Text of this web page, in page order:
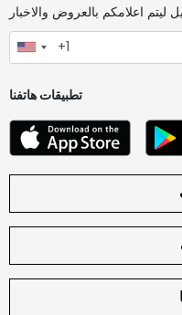
ليتم اعلامكم بالعروض والاخبار
تطبيقات هاتفنا